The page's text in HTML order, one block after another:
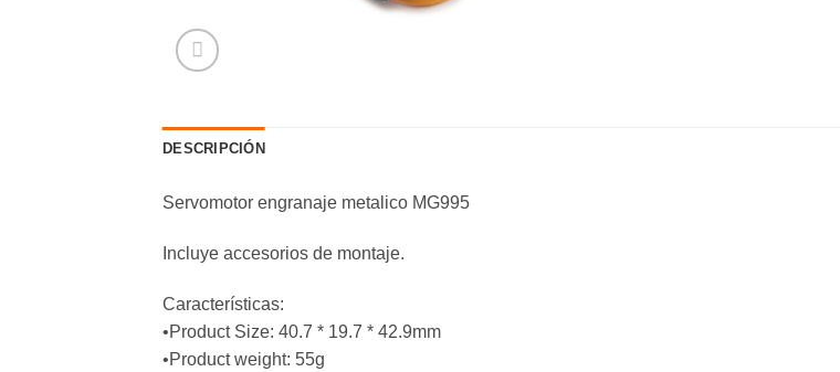
DESCRIPCIÓN
Servomotor engranaje metalico MG995
Incluye accesorios de montaje.
Características:
•Product Size: 40.7 * 19.7 * 42.9mm
•Product weight: 55g